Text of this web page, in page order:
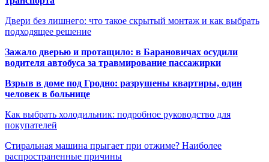
Двери без лишнего: что такое скрытый монтаж и как выбрать
подходящее решение
Зажало дверью и протащило: в Барановичах осудили
водителя автобуса за травмирование пассажирки
Взрыв в доме под Гродно: разрушены квартиры, один
человек в больнице
Как выбрать холодильник: подробное руководство для
покупателей
Стиральная машина прыгает при отжиме? Наиболее
распространенные причины